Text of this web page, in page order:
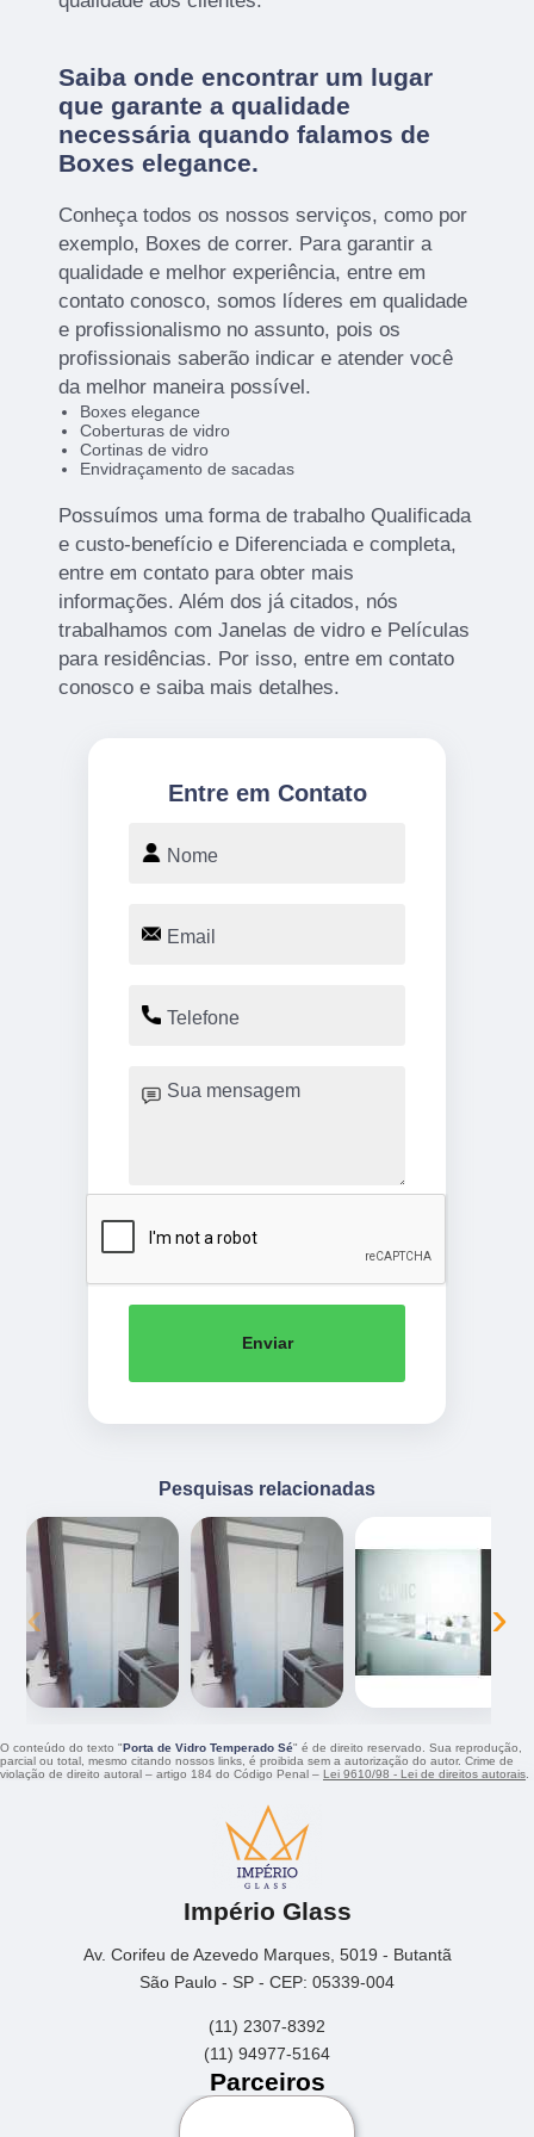
Saiba onde encontrar um lugar
que garante a qualidade
necessária quando falamos de
Boxes elegance.
Conheça todos os nossos serviços, como por
exemplo, Boxes de correr. Para garantir a
qualidade e melhor experiência, entre em
contato conosco, somos líderes em qualidade
e profissionalismo no assunto, pois os
profissionais saberão indicar e atender você
da melhor maneira possível.
Boxes elegance
Coberturas de vidro
Cortinas de vidro
Envidraçamento de sacadas
Possuímos uma forma de trabalho Qualificada
e custo-benefício e Diferenciada e completa,
entre em contato para obter mais
informações. Além dos já citados, nós
trabalhamos com Janelas de vidro e Películas
para residências. Por isso, entre em contato
conosco e saiba mais detalhes.
Entre em Contato
Enviar
Pesquisas relacionadas
‹ ›
O conteúdo do texto "Porta de Vidro Temperado Sé" é de direito reservado. Sua reprodução,
parcial ou total, mesmo citando nossos links, é proibida sem a autorização do autor. Crime de
violação de direito autoral – artigo 184 do Código Penal – Lei 9610/98 - Lei de direitos autorais
Império Glass
Av. Corifeu de Azevedo Marques, 5019 - Butantã
São Paulo - SP - CEP: 05339-004
(11) 2307-8392
(11) 94977-5164
Parceiros